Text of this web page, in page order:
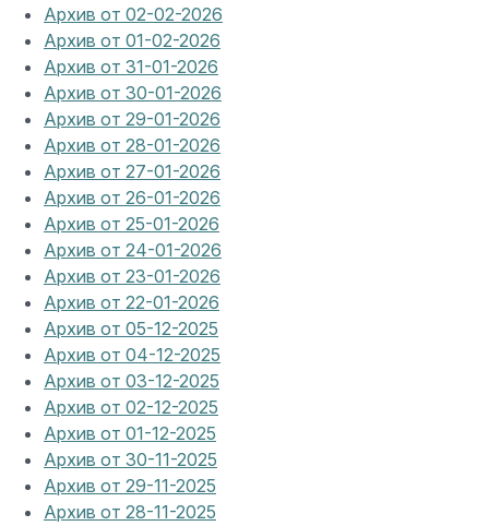
Архив от 02-02-2026
Архив от 01-02-2026
Архив от 31-01-2026
Архив от 30-01-2026
Архив от 29-01-2026
Архив от 28-01-2026
Архив от 27-01-2026
Архив от 26-01-2026
Архив от 25-01-2026
Архив от 24-01-2026
Архив от 23-01-2026
Архив от 22-01-2026
Архив от 05-12-2025
Архив от 04-12-2025
Архив от 03-12-2025
Архив от 02-12-2025
Архив от 01-12-2025
Архив от 30-11-2025
Архив от 29-11-2025
Архив от 28-11-2025